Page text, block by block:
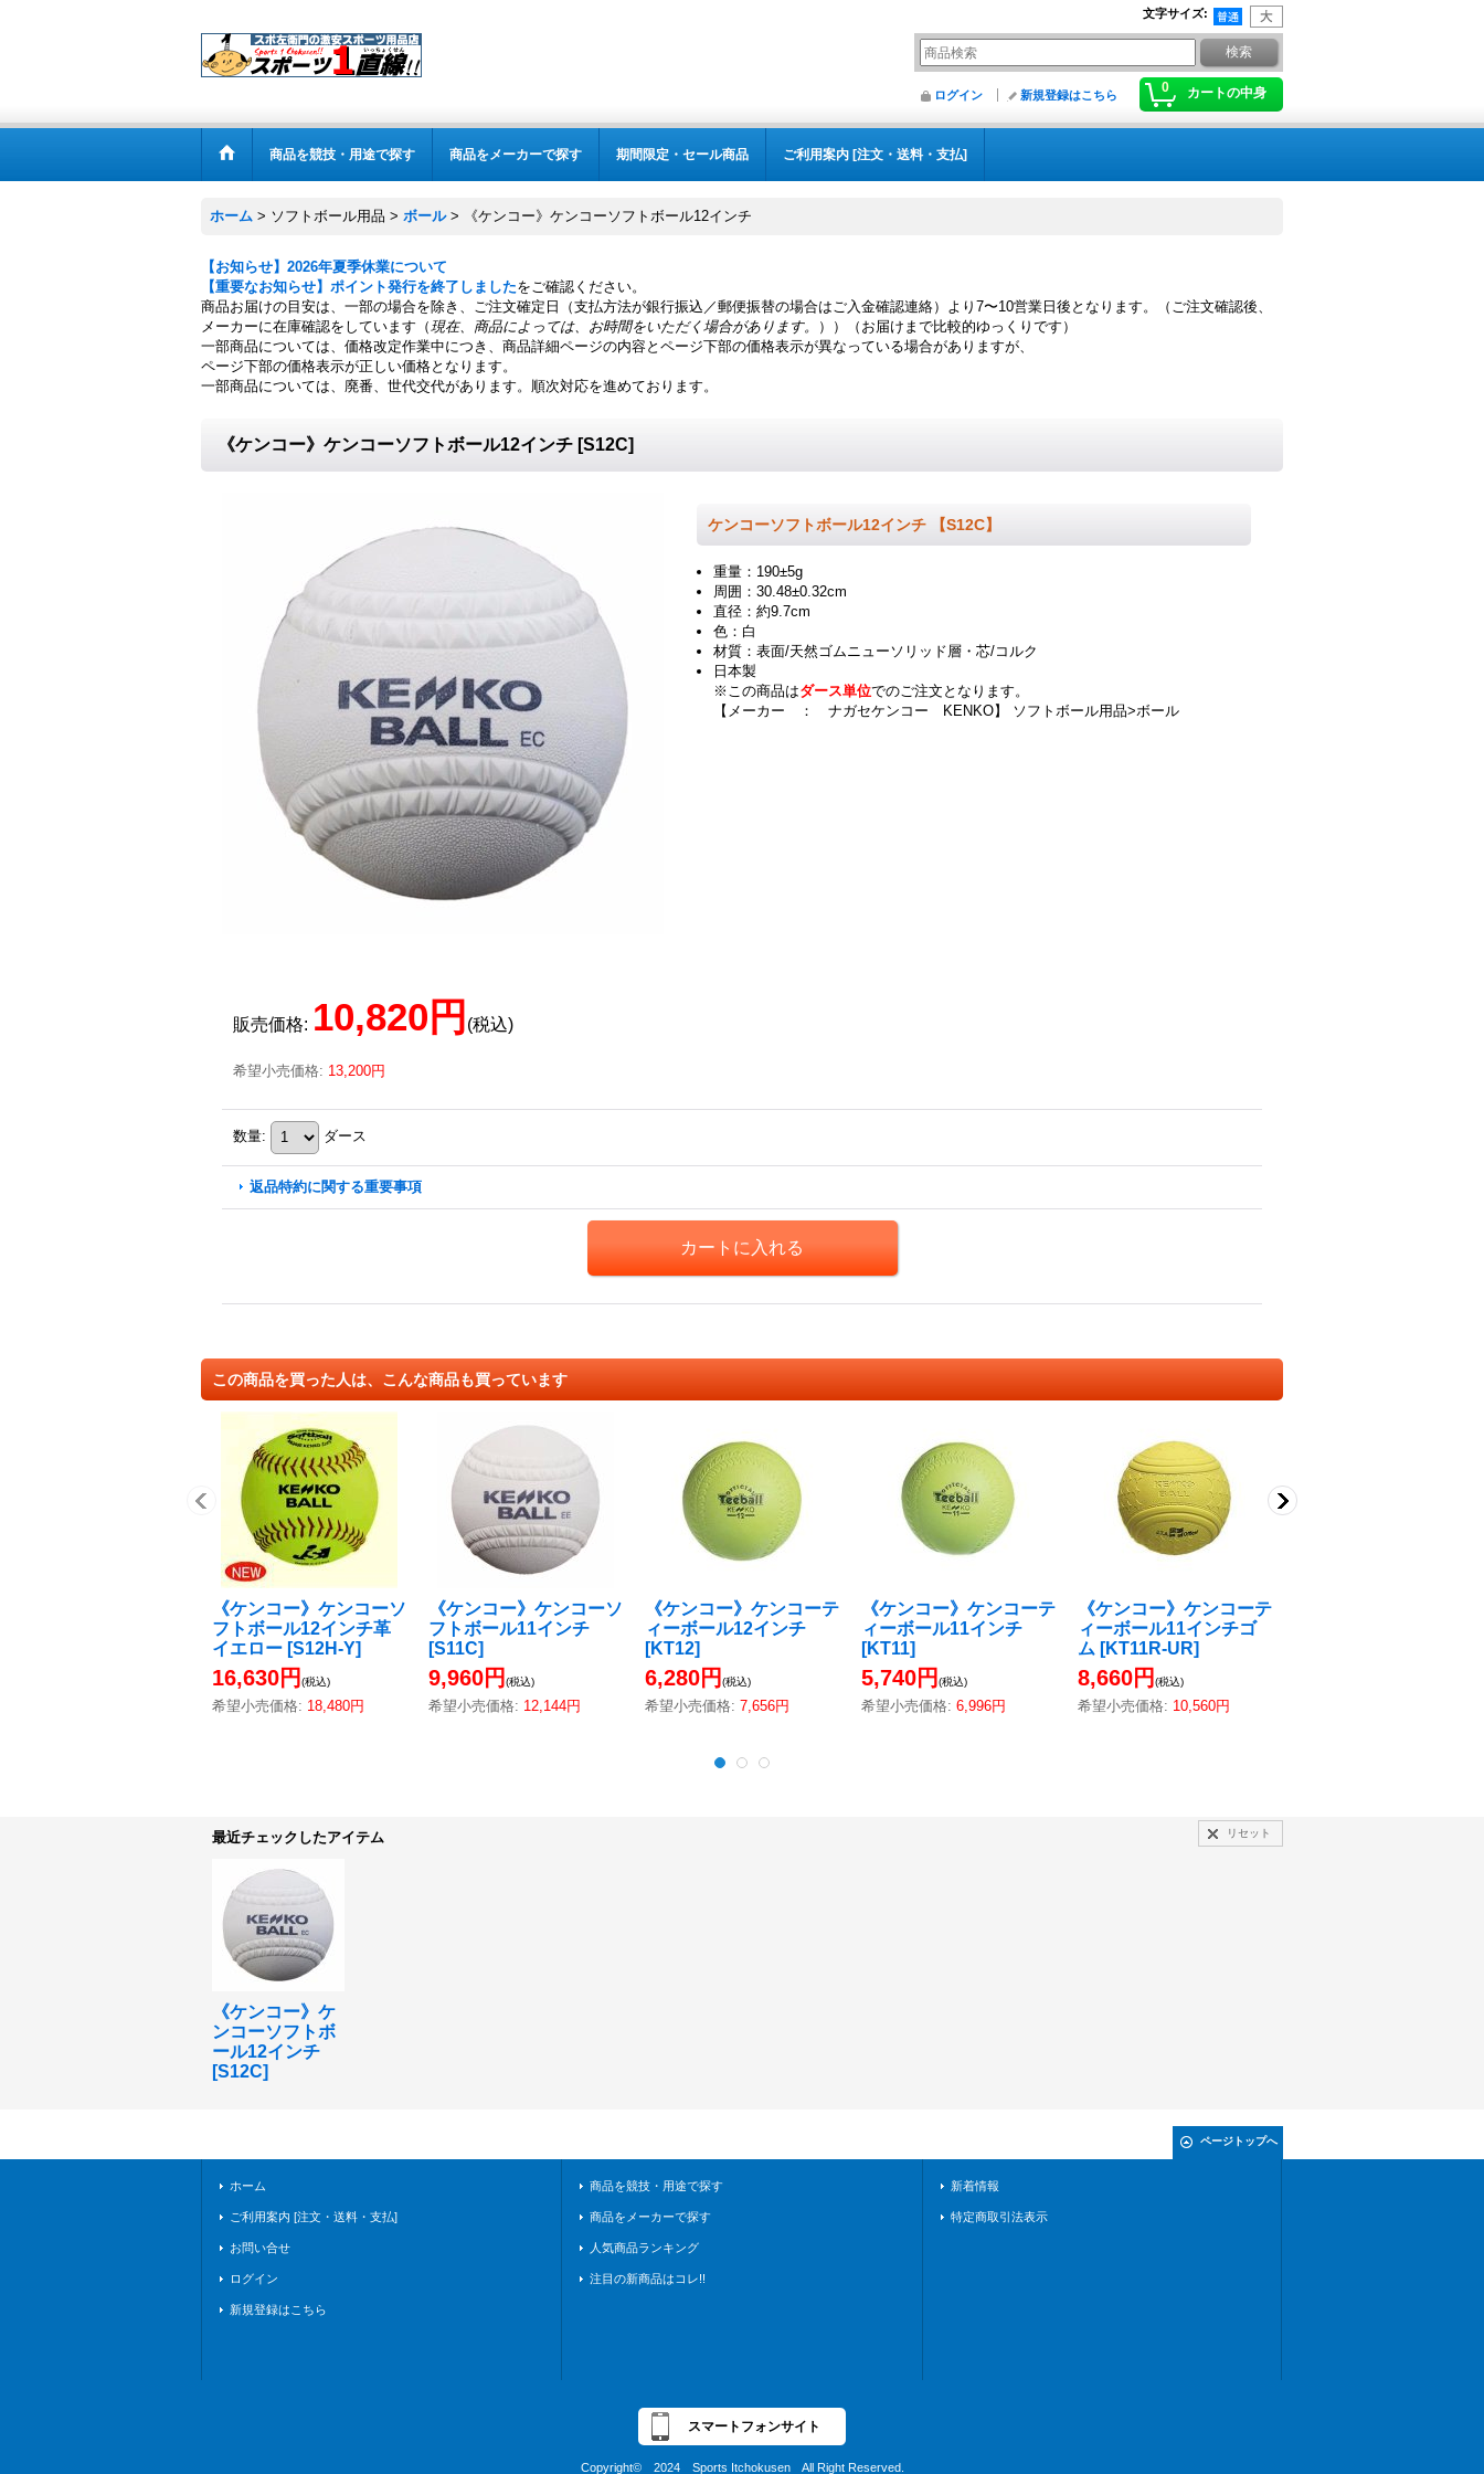
文字サイズ:
0 カートの中身
ログイン 新規登録はこちら
商品を競技・用途で探す 商品をメーカーで探す 期間限定・セール商品 ご利用案内 [注文・送料・支払]
ホーム > ソフトボール用品 > ボール > 《ケンコー》ケンコーソフトボール12インチ
【お知らせ】2026年夏季休業について
【重要なお知らせ】ポイント発行を終了しましたをご確認ください。
商品お届けの目安は、一部の場合を除き、ご注文確定日（支払方法が銀行振込／郵便振替の場合はご入金確認連絡）より7〜10営業日後となります。（ご注文確認後、
メーカーに在庫確認をしています（現在、商品によっては、お時間をいただく場合があります。
））（お届けまで比較的ゆっくりです）
一部商品については、価格改定作業中につき、商品詳細ページの内容とページ下部の価格表示が異なっている場合がありますが、
ページ下部の価格表示が正しい価格となります。
一部商品については、廃番、世代交代があります。順次対応を進めております。
《ケンコー》ケンコーソフトボール12インチ [S12C]
ケンコーソフトボール12インチ 【S12C】
重量：190±5g
周囲：30.48±0.32cm
直径：約9.7cm
色：白
材質：表面/天然ゴムニューソリッド層・芯/コルク
日本製
※この商品はダース単位でのご注文となります。
【メーカー ： ナガセケンコー KENKO】 ソフトボール用品>ボール
販売価格: 10,820円 (税込)
希望小売価格: 13,200円
数量: ダース
返品特約に関する重要事項
この商品を買った人は、こんな商品も買っています
《ケンコー》ケンコーソ
フトボール12インチ革
イエロー [S12H-Y]
16,630円 (税込)
希望小売価格: 18,480円
《ケンコー》ケンコーソ
フトボール11インチ
[S11C]
9,960円 (税込)
希望小売価格: 12,144円
《ケンコー》ケンコーテ
ィーボール12インチ
[KT12]
6,280円 (税込)
希望小売価格: 7,656円
《ケンコー》ケンコーテ
ィーボール11インチ
[KT11]
5,740円 (税込)
希望小売価格: 6,996円
《ケンコー》ケンコーテ
ィーボール11インチゴ
ム [KT11R-UR]
8,660円 (税込)
希望小売価格: 10,560円
最近チェックしたアイテム リセット
《ケンコー》ケ
ンコーソフトボ
ール12インチ
[S12C]
ページトップへ
ホーム
ご利用案内 [注文・送料・支払]
お問い合せ
ログイン
新規登録はこちら
商品を競技・用途で探す
商品をメーカーで探す
人気商品ランキング
注目の新商品はコレ!!
新着情報
特定商取引法表示
スマートフォンサイト
Copyright© 2024 Sports Itchokusen All Right Reserved.